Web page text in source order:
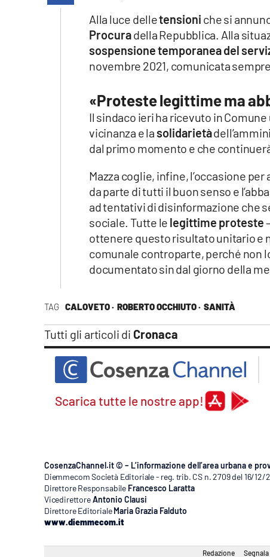
TAG CALOVETO · ROBERTO OCCHIUTO · SANITÀ
Tutti gli articoli di Cronaca
Alla luce delletensioni che si
Procuradella Repubblica. Alla
sospensione temporanea del
novembre 2021, comunicata
«Proteste legittime ma
Il sindaco ieri ha ricevuto in
vicinanza e la solidarietà
dal primo momento e che
Mazza coglie, infine, l’occasione
da parte di tutti il buon senso e
ad tentativi di disinformazione che
sociale. Tutte le legittime proteste
ottenere questo risultato unitario e
comunale controparte, perché non
documentato sin dal giorno della
Scarica tutte le nostre app!
CosenzaChannel.it © – L’informazione dell’area urbana e
Diemmecom Società Editoriale - reg. trib. CS n. 2709 del 16/12/
Direttore Responsabile Francesco Laratta
VicedirettoreAntonio Clausi
Direttore Editoriale Maria Grazia Falduto
www.diemmecom.it
Redazione